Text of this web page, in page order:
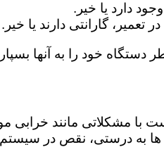
دارد یا خیر.
گارانتی دارند یا خیر.
دستگاه خود را به آنها
با مشکلاتی مانند
به درستی، نقص در